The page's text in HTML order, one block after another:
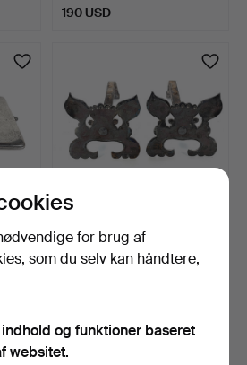
190 USD
ILDBUKKE, et par,
smedejern, Wägerths
for brug af
som du selv kan håndtere,
og funktioner baseret
websitet.